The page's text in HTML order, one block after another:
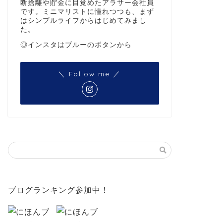
断捨離や貯金に目覚めたアラサー会社員
です。ミニマリストに憧れつつも、まず
はシンプルライフからはじめてみまし
た。
◎インスタはブルーのボタンから
＼ Follow me ／
ブログランキング参加中！